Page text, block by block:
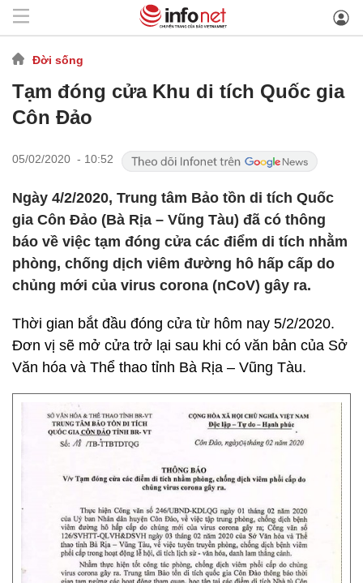
Đời sống
Tạm đóng cửa Khu di tích Quốc gia
Côn Đảo
05/02/2020 - 10:52
Ngày 4/2/2020, Trung tâm Bảo tồn di tích Quốc
gia Côn Đảo (Bà Rịa – Vũng Tàu) đã có thông
báo về việc tạm đóng cửa các điểm di tích nhằm
phòng, chống dịch viêm đường hô hấp cấp do
chủng mới của virus corona (nCoV) gây ra.
Thời gian bắt đầu đóng cửa từ hôm nay 5/2/2020.
Đơn vị sẽ mở cửa trở lại sau khi có văn bản của Sở
Văn hóa và Thể thao tỉnh Bà Rịa – Vũng Tàu.